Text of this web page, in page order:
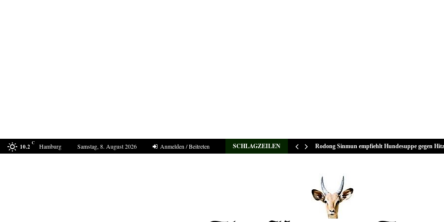
10.2 C Hamburg Samstag, 8. August 2026 Anmelden / Beitreten SCHLAGZEILEN
In Ceuta eskaliert die Situation erneut Rodong Sinmun empfiehlt Hundesuppe gegen